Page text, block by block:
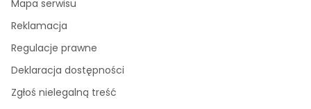
Mapa serwisu
Reklamacja
Regulacje prawne
Deklaracja dostępności
Zgłoś nielegalną treść